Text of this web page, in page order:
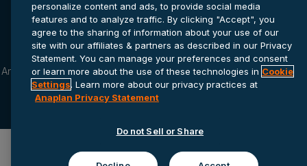
© 2026 Anaplan, Inc. All rights reserved.
Anaplanプライバシー ステートメ
ント
Cookie
settings
サービス利用規
personalize content and ads, to provide social media
features and to analyze traffic. By clicking "Accept", you
agree to the sharing of information about your use of our
site with our affiliates & partners as described in our Privacy
Statement. You can manage your preferences and consent
or learn more about the use of these technologies in Cookie
Settings. Learn more about our privacy practices at
Anaplan Privacy Statement
Do not Sell or Share